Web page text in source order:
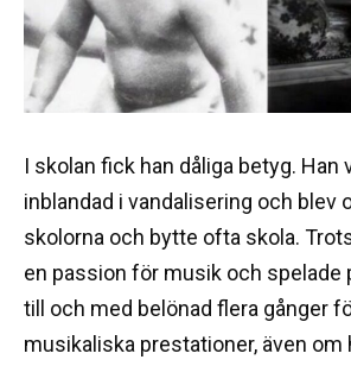
I skolan fick han dåliga betyg. Han
inblandad i vandalisering och blev
skolorna och bytte ofta skola.
en passion för musik och spelade
till och med belönad flera gånger
musikaliska prestationer, även